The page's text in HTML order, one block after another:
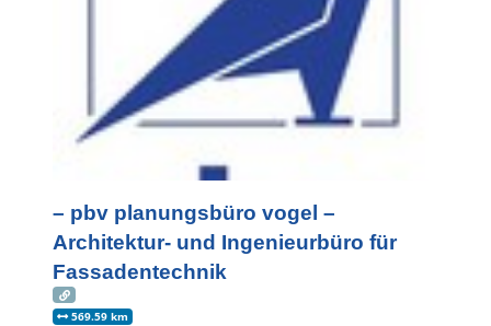
– pbv planungsbüro vogel –
Architektur- und Ingenieurbüro für
Fassadentechnik
569.59 km